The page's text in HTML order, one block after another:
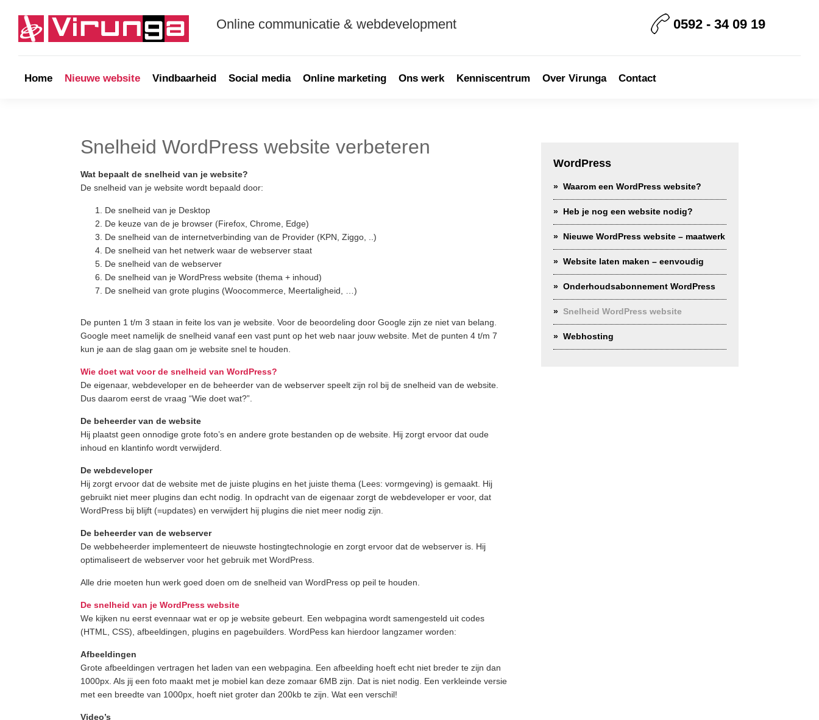
primary
primary
footer
Online communicatie & webdevelopment 0592 - 34 09 19
Home Nieuwe website Vindbaarheid Social media Online marketing Ons werk Kenniscentrum Over Virunga Contact
Snelheid WordPress website verbeteren
Wat bepaalt de snelheid van je website?
De snelheid van je website wordt bepaald door:
De snelheid van je Desktop
De keuze van de je browser (Firefox, Chrome, Edge)
De snelheid van de internetverbinding van de Provider (KPN, Ziggo, ..)
De snelheid van het netwerk waar de webserver staat
De snelheid van de webserver
De snelheid van je WordPress website (thema + inhoud)
De snelheid van grote plugins (Woocommerce, Meertaligheid, …)
De punten 1 t/m 3 staan in feite los van je website. Voor de beoordeling door Google zijn ze niet van belang.
Google meet namelijk de snelheid vanaf een vast punt op het web naar jouw website. Met de punten 4 t/m 7
kun je aan de slag gaan om je website snel te houden.
Wie doet wat voor de snelheid van WordPress?
De eigenaar, webdeveloper en de beheerder van de webserver speelt zijn rol bij de snelheid van de website.
Dus daarom eerst de vraag “Wie doet wat?”.
De beheerder van de website
Hij plaatst geen onnodige grote foto’s en andere grote bestanden op de website. Hij zorgt ervoor dat oude
inhoud en klantinfo wordt verwijderd.
De webdeveloper
Hij zorgt ervoor dat de website met de juiste plugins en het juiste thema (Lees: vormgeving) is gemaakt. Hij
gebruikt niet meer plugins dan echt nodig. In opdracht van de eigenaar zorgt de webdeveloper er voor, dat
WordPress bij blijft (=updates) en verwijdert hij plugins die niet meer nodig zijn.
De beheerder van de webserver
De webbeheerder implementeert de nieuwste hostingtechnologie en zorgt ervoor dat de webserver is. Hij
optimaliseert de webserver voor het gebruik met WordPress.
Alle drie moeten hun werk goed doen om de snelheid van WordPress op peil te houden.
De snelheid van je WordPress website
We kijken nu eerst evennaar wat er op je website gebeurt. Een webpagina wordt samengesteld uit codes
(HTML, CSS), afbeeldingen, plugins en pagebuilders. WordPess kan hierdoor langzamer worden:
Afbeeldingen
Grote afbeeldingen vertragen het laden van een webpagina. Een afbeelding hoeft echt niet breder te zijn dan
1000px. Als jij een foto maakt met je mobiel kan deze zomaar 6MB zijn. Dat is niet nodig. Een verkleinde versie
met een breedte van 1000px, hoeft niet groter dan 200kb te zijn. Wat een verschil!
Video’s
Sidebar
WordPress
Waarom een WordPress website?
Heb je nog een website nodig?
Nieuwe WordPress website – maatwerk
Website laten maken – eenvoudig
Onderhoudsabonnement WordPress
Snelheid WordPress website
Webhosting